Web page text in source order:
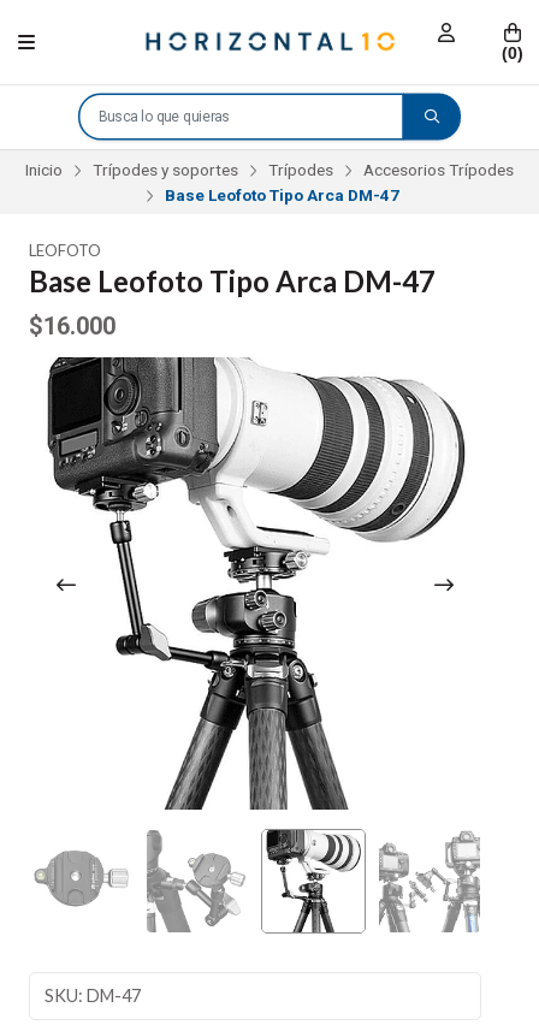
(0)
Inicio Trípodes y soportes Trípodes
Accesorios Trípodes
Base Leofoto Tipo Arca DM-47
LEOFOTO
Base Leofoto Tipo Arca DM-47
$16.000
SKU: DM-47